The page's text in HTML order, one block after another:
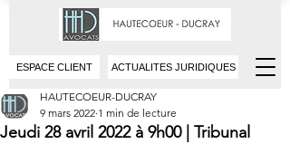
ESPACE CLIENT ACTUALITES JURIDIQUES
Jeudi 28 avril 2022 à 9h00 | Tribunal
HAUTECOEUR-DUCRAY
9 mars 2022 1 min de lecture